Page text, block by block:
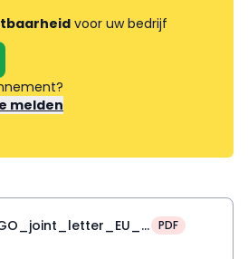
voor uw bedrijf
melden
2026_04_NGO_joint_letter_EU_windfall_profit_tax PDF